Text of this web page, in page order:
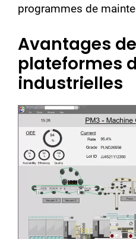
programmes de
Avantages
plateformes
industrielles